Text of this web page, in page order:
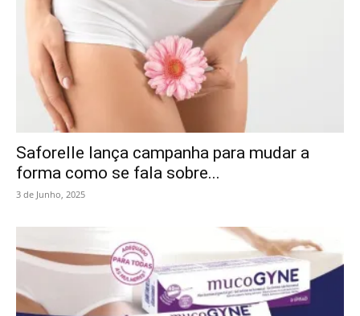
Saforelle lança campanha para mudar a
forma como se fala sobre...
3 de Junho, 2025